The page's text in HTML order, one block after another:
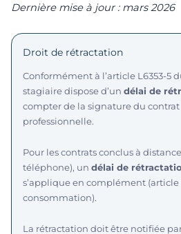
Dernière mise à jour : mars 2026
Droit de rétractation
Conformément à l’article L6353-5
stagiaire dispose d’un délai de
compter de la signature du
professionnelle.
Pour les contrats conclus à
téléphone), un délai de
s’applique en complément (article
consommation).
La rétractation doit être notifiée